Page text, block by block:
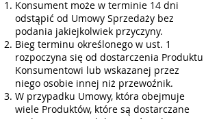
Konsument może w terminie 14 dni
odstąpić od Umowy Sprzedaży bez
podania jakiejkolwiek przyczyny.
Bieg terminu określonego w ust. 1
rozpoczyna się od dostarczenia Produktu
Konsumentowi lub wskazanej przez
niego osobie innej niż przewoźnik.
W przypadku Umowy, która obejmuje
wiele Produktów, które są dostarczane